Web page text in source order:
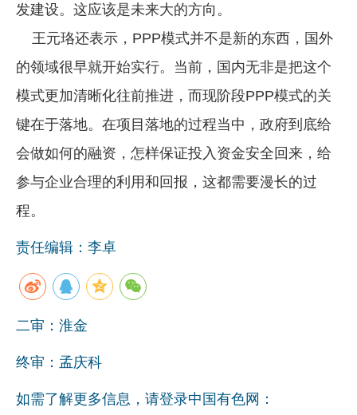
发建设。这应该是未来大的方向。
王元珞还表示，PPP模式并不是新的东西，国外
的领域很早就开始实行。当前，国内无非是把这个
模式更加清晰化往前推进，而现阶段PPP模式的关
键在于落地。在项目落地的过程当中，政府到底给
会做如何的融资，怎样保证投入资金安全回来，给
参与企业合理的利用和回报，这都需要漫长的过
程。
责任编辑：李卓
二审：淮金
终审：孟庆科
如需了解更多信息，请登录中国有色网：